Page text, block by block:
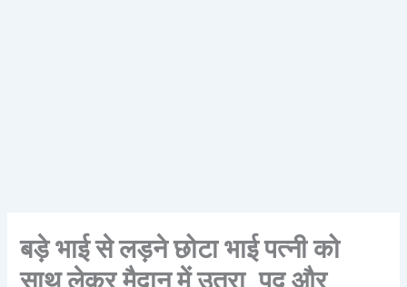
बड़े भाई से लड़ने छोटा भाई पत्नी को
साथ लेकर मैदान में उतरा, पद और